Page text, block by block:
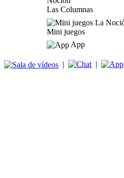
Las Columnas
Mini juegos
App
| |